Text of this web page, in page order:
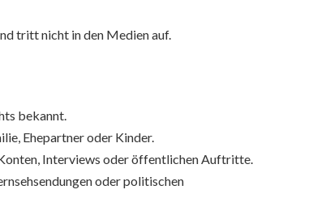
tritt nicht in den Medien auf.
bekannt.
Ehepartner oder Kinder.
Interviews oder öffentlichen Auftritte.
oder politischen